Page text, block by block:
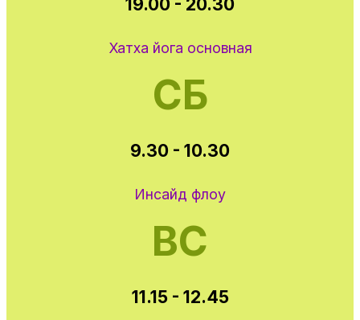
19.00 - 20.30
Хатха йога основная
СБ
9.30 - 10.30
Инсайд флоу
ВС
11.15 - 12.45